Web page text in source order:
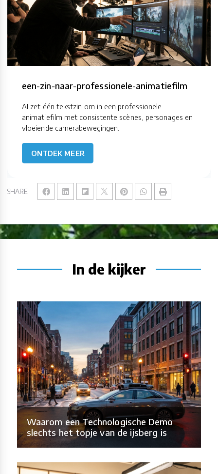
SHARE
een-zin-naar-professionele-animatiefilm
AI zet één tekstzin om in een professionele
animatiefilm met consistente scènes, personages en
vloeiende camerabewegingen.
ONTDEK MEER
In de kijker
Waarom een Technologische Demo
slechts het topje van de ijsberg is